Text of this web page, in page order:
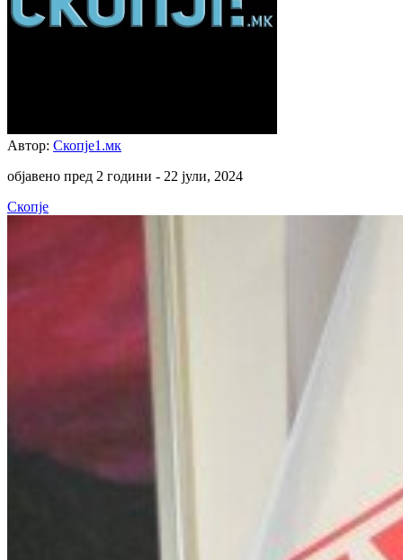
Автор: Скопје1.мк
објавено пред 2 години - 22 јули, 2024
Скопје